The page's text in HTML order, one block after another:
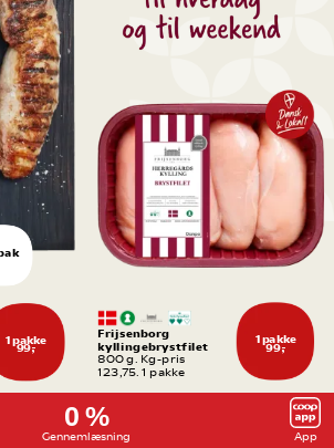
0 %
Gennemlæsning App
1 pakke
99,-
1 pakke
99,-
Frijsenborg
kyllingebrystfilet
800 g. Kg-pris
123,75. 1 pakke